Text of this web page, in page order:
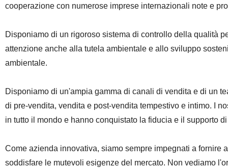
cooperazione con numerose imprese internazionali note e
Disponiamo di un rigoroso sistema di controllo della qualità
attenzione anche alla tutela ambientale e allo sviluppo
ambientale.
Disponiamo di un'ampia gamma di canali di vendita e di un
di pre-vendita, vendita e post-vendita tempestivo e intimo. I
in tutto il mondo e hanno conquistato la fiducia e il supporto
Come azienda innovativa, siamo sempre impegnati a fornire
soddisfare le mutevoli esigenze del mercato. Non vediamo